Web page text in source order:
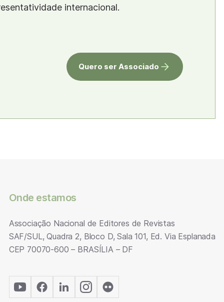
internacional.
Quero ser Associado
Onde estamos
Associação Nacional de Editores de Revistas
SAF/SUL, Quadra 2, Bloco D, Sala 101, Ed. Via Esplanada
CEP 70070-600 – BRASÍLIA – DF